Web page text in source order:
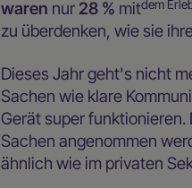
waren nur 28 % mitdem
zu überdenken, wie sie
Dieses Jahr geht's nicht
Sachen wie klare
Gerät super
Sachen angenommen
ähnlich wie im privaten